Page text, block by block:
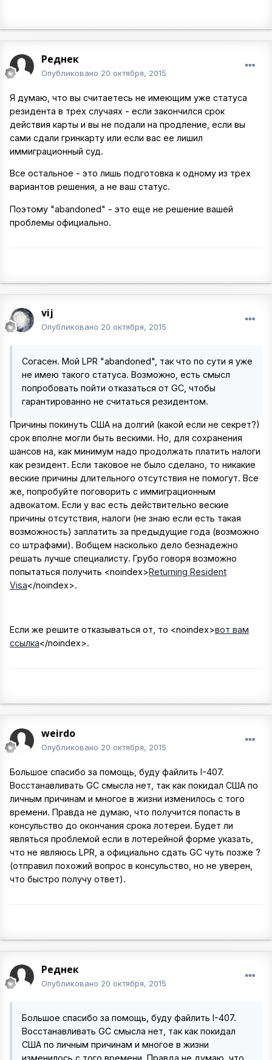
Реднек
Опубликовано 20 октября, 2015
Я думаю, что вы считаетесь не имеющим уже статуса
резидента в трех случаях - если закончился срок
действия карты и вы не подали на продление, если вы
сами сдали гринкарту или если вас ее лишил
иммиграционный суд.
Все остальное - это лишь подготовка к одному из трех
вариантов решения, а не ваш статус.
Поэтому "abandoned" - это еще не решение вашей
проблемы официально.
vij
Опубликовано 20 октября, 2015
Согасен. Мой LPR "abandoned", так что по сути я уже
не имею такого статуса. Возможно, есть смысл
попробовать пойти отказаться от GC, чтобы
гарантированно не считаться резидентом.
Причины покинуть США на долгий (какой если не секрет?)
срок вполне могли быть вескими. Но, для сохранения
шансов на, как минимум надо продолжать платить налоги
как резидент. Если таковое не было сделано, то никакие
веские причины длительного отсутствия не помогут. Все
же, попробуйте поговорить с иммиграционным
адвокатом. Если у вас есть действительно веские
причины отсутствия, налоги (не знаю если есть такая
возможность) заплатить за предыдущие года (возможно
со штрафами). Вобщем насколько дело безнадежно
решать лучше специалисту. Грубо говоря возможно
попытаться получить <noindex>Returning Resident
Visa</noindex>.
Если же решите отказываться от, то <noindex>вот вам
ссылка</noindex>.
weirdo
Опубликовано 20 октября, 2015
Большое спасибо за помощь, буду файлить I-407.
Восстанавливать GC смысла нет, так как покидал США по
личным причинам и многое в жизни изменилось с того
времени. Правда не думаю, что получится попасть в
консульство до окончания срока лотереи. Будет ли
являться проблемой если в лотерейной форме указать,
что не являюсь LPR, а официально сдать GC чуть позже ?
(отправил похожий вопрос в консульство, но не уверен,
что быстро получу ответ).
Реднек
Опубликовано 20 октября, 2015
Большое спасибо за помощь, буду файлить I-407.
Восстанавливать GC смысла нет, так как покидал
США по личным причинам и многое в жизни
изменилось с того времени. Правда не думаю, что